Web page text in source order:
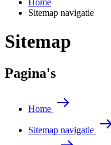
Home
Sitemap navigatie
Sitemap
Pagina's
Home
Sitemap navigatie